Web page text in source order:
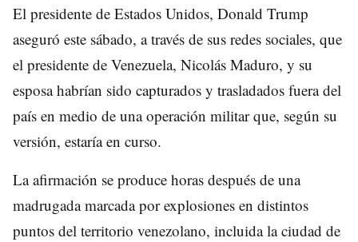
El presidente de Estados Unidos, Donald Trump
aseguró este sábado, a través de sus redes sociales, que
el presidente de Venezuela, Nicolás Maduro, y su
esposa habrían sido capturados y trasladados fuera del
país en medio de una operación militar que, según su
versión, estaría en curso.
La afirmación se produce horas después de una
madrugada marcada por explosiones en distintos
puntos del territorio venezolano, incluida la ciudad de